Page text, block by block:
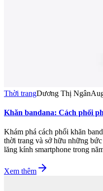
Thời trangDương Thị Ngân
Khăn bandana: Cách phối
Khám phá cách phối khăn
thời trang và sở hữu những
lăng kính smartphone trong
Xem thêm